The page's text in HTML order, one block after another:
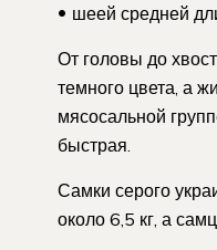
шеей средней
От головы до
темного цвета, а
мясосальной
быстрая.
Самки серого
около 6,5 кг, а